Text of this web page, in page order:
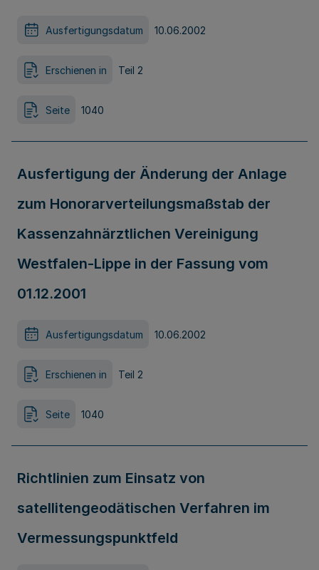
Ausfertigungsdatum 10.06.2002
Erschienen in Teil 2
Seite 1040
Ausfertigung der Änderung der Anlage
zum Honorarverteilungsmaßstab der
Kassenzahnärztlichen Vereinigung
Westfalen-Lippe in der Fassung vom
01.12.2001
Ausfertigungsdatum 10.06.2002
Erschienen in Teil 2
Seite 1040
Richtlinien zum Einsatz von
satellitengeodätischen Verfahren im
Vermessungspunktfeld